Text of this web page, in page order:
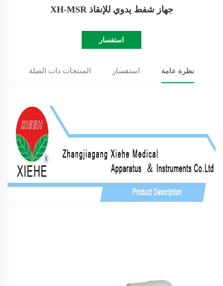
جهاز شفط يدوي للإنقاذ XH-MSR
استفسار
نظرة عامة استفسار المنتجات ذات الصلة